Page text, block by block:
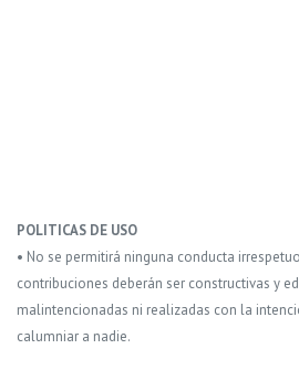
POLITICAS DE USO
• No se permitirá ninguna conducta
contribuciones deberán ser constructivas y
malintencionadas ni realizadas con la
calumniar a nadie.